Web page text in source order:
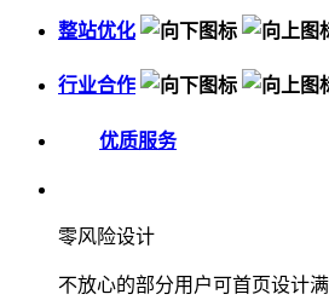
整站优化
行业合作
优质服务
零风险设计
不放心的部分用户可首页设计